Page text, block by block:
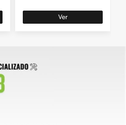
Ver